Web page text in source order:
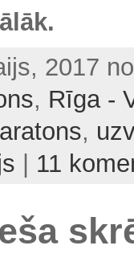
2017
, Rīga -
,
11